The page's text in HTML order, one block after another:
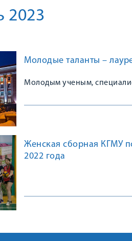
2023
Молодые таланты –
Молодым ученым,
Женская сборная КГМУ
2022 года